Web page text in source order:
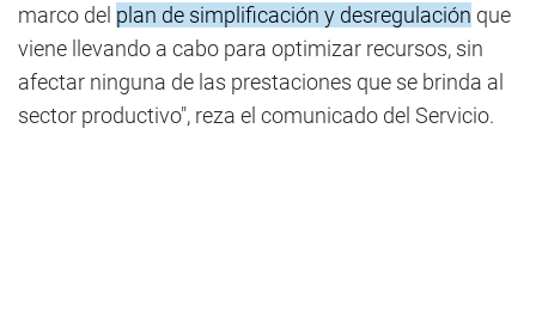
marco del plan de simplificación y desregulación que
viene llevando a cabo para optimizar recursos, sin
afectar ninguna de las prestaciones que se brinda al
sector productivo", reza el comunicado del Servicio.